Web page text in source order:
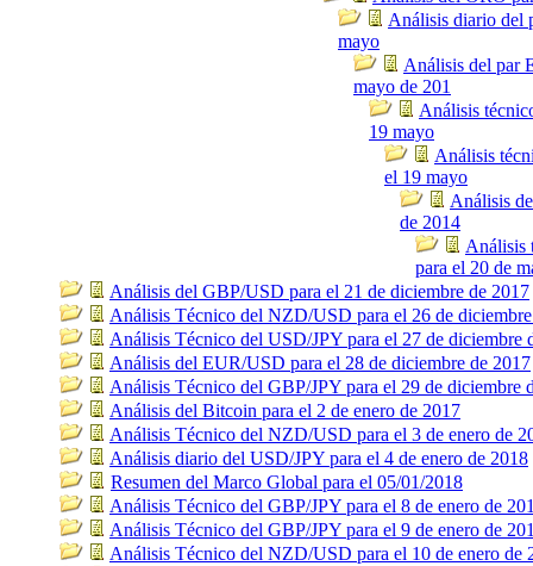
Análisis diario del
mayo
Análisis del par
mayo de 201
Análisis
19 mayo
Análisis
el 19 mayo
Análisis
de 2014
Análisis
para el 20 de
Análisis del GBP/USD para el 21 de diciembre de 2017
Análisis Técnico del NZD/USD para el 26 de
Análisis Técnico del USD/JPY para el 27 de diciembre
Análisis del EUR/USD para el 28 de diciembre de 2017
Análisis Técnico del GBP/JPY para el 29 de diciembre
Análisis del Bitcoin para el 2 de enero de 2017
Análisis Técnico del NZD/USD para el 3 de enero de
Análisis diario del USD/JPY para el 4 de enero de 2018
Resumen del Marco Global para el 05/01/2018
Análisis Técnico del GBP/JPY para el 8 de enero de
Análisis Técnico del GBP/JPY para el 9 de enero de
Análisis Técnico del NZD/USD para el 10 de enero de